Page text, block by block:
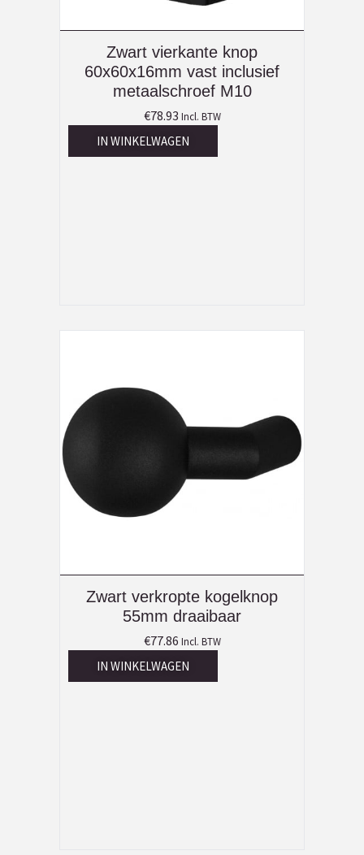
Zwart vierkante knop
60x60x16mm vast inclusief
metaalschroef M10
€78.93 Incl. BTW
IN WINKELWAGEN
Zwart verkropte kogelknop
55mm draaibaar
€77.86 Incl. BTW
IN WINKELWAGEN